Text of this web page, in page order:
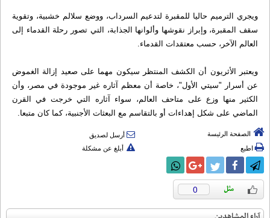
ويجري الترميم حاليا للمقبرة لتدعيم السرداب، ووضع سلالم خشبية، وتقوية
سقف المقبرة، وإبراز نقوشها وألوانها الجذابة، التي تصور رحلة القدماء إلى
العالم الآخر، حسب معتقدات القدماء.
ويعتبر الأثريون أن الكشف المنتظر سيكون مهما على صعيد إزالة الغموض
عن أسرار "سيتي الأول"، خاصة أن معظم آثاره غير موجودة في مصر، وأن
الكثير منها وزع على متاحف العالم، سواء آثاره التي خرجت في القرن
الماضي على شكل إهداءات أو بالتقاسم مع البعثات الأجنبية، كما كان متبعا.
الصفحة الرئيسة
أرسل لصديق
اطبع
أبلغ عن مشكلة
0